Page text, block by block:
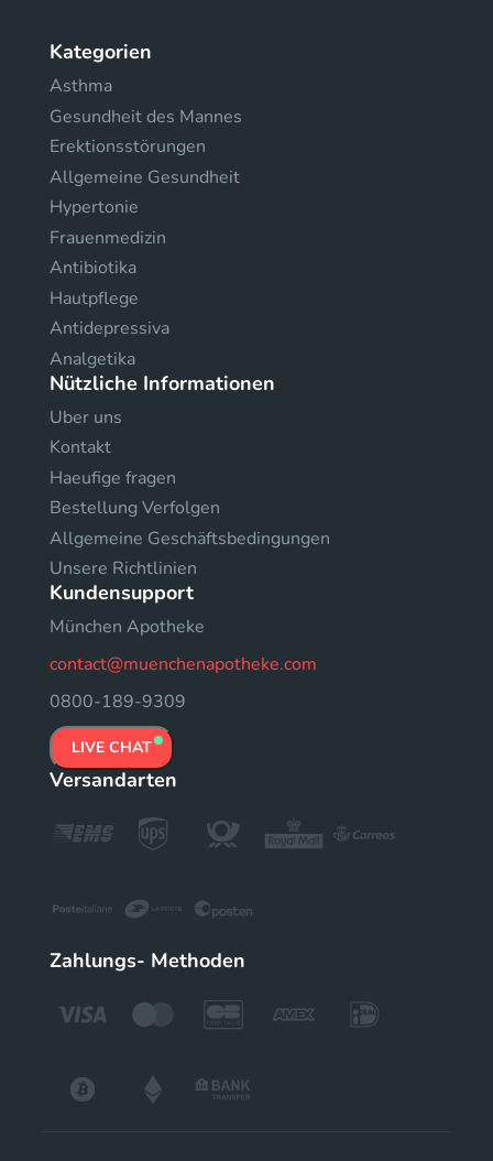
Kategorien
Asthma
Gesundheit des Mannes
Erektionsstörungen
Allgemeine Gesundheit
Hypertonie
Frauenmedizin
Antibiotika
Hautpflege
Antidepressiva
Analgetika
Nützliche Informationen
Uber uns
Kontakt
Haeufige fragen
Bestellung Verfolgen
Allgemeine Geschäftsbedingungen
Unsere Richtlinien
Kundensupport
München Apotheke
contact@muenchenapotheke.com
0800-189-9309
LIVE CHAT
Versandarten
Zahlungs- Methoden